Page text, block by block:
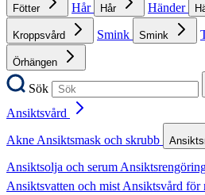
Fötter Hår Hår Händer
Kroppsvård Smink Smink
Örhängen
Sök
Ansiktsvård
AkneAnsiktsmask och skrubb
Ansiktsolja och serum
Ansiktsvatten och mistAnsiktsvård för